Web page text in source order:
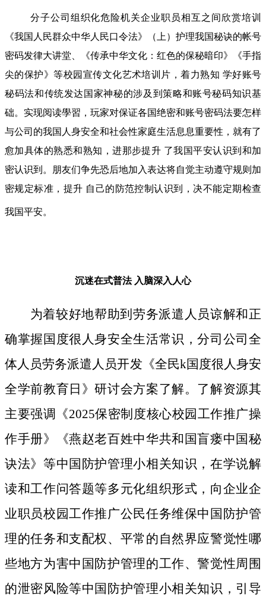
分子公司组织化危险机关企业职员相互之间欣赏培训
《我国人民群众中华人民口令法》（上）护理我国秘诀的帐号
密码发律大讲堂、《传承中华文化：红色的保秘暗印》《手指
尖的保护》等校园宣传文化艺术培训片，着力熟知 学好账号
秘码法和传统发达国家神秘的涉及到策略和账号秘码知识基
础。实现阅读學習，玩家对保证各国绝密和账号密码法要怎样
与公司的我国人身安全和社会性家庭生活息息重要性，就有了
愈加具体的熟悉和熟知，进那步提升 了我国平安认识到和加
密认识到。朋友们争先恐后地加入表达将自觉主动遵守规则加
密规定标准，提升 自己的防范控制认识到，决不能定期检查
我国平安。
沉迷在式普法 入脑深入人心
为着较好地帮助到劳务派遣人员谅解和正
确掌握国度很人身安全生活常识，分司公司全
体人员劳务派遣人员开发《全民k国度很人身安
全学前教育日》研讨会方案了解。了解资源其
主要强调《2025保密制度核心校园工作推广操
作手册》《燕赵老百姓中华共和国盲瘘中国秘
诀法》等中国防护管理小相关知识，在学说解
读和工作问答题等多元化组织形式，向企业企
业职员校园工作推广公民任务维保中国防护管
理的任务和支配权、平常的自然界应警觉性哪
些地方为害中国防护管理的工作、警觉性周围
的泄密风险等中国防护管理小相关知识，引导